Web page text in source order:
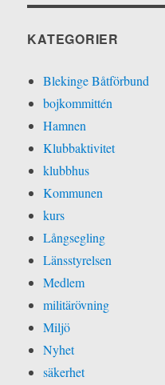
KATEGORIER
Blekinge Båtförbund
bojkommittén
Hamnen
Klubbaktivitet
klubbhus
Kommunen
kurs
Långsegling
Länsstyrelsen
Medlem
militärövning
Miljö
Nyhet
säkerhet